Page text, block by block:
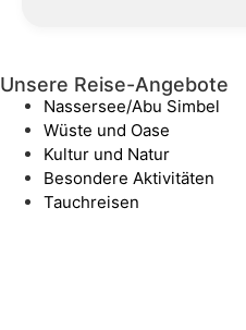
Unsere Reise-Angebote
Nassersee/Abu Simbel
Wüste und Oase
Kultur und Natur
Besondere Aktivitäten
Tauchreisen